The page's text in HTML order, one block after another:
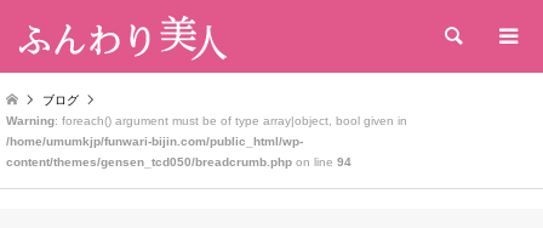
検索
ブログ
Warning: foreach() argument must be of type array|object, bool given in
/home/umumkjp/funwari-bijin.com/public_html/wp-
content/themes/gensen_tcd050/breadcrumb.php on line 94